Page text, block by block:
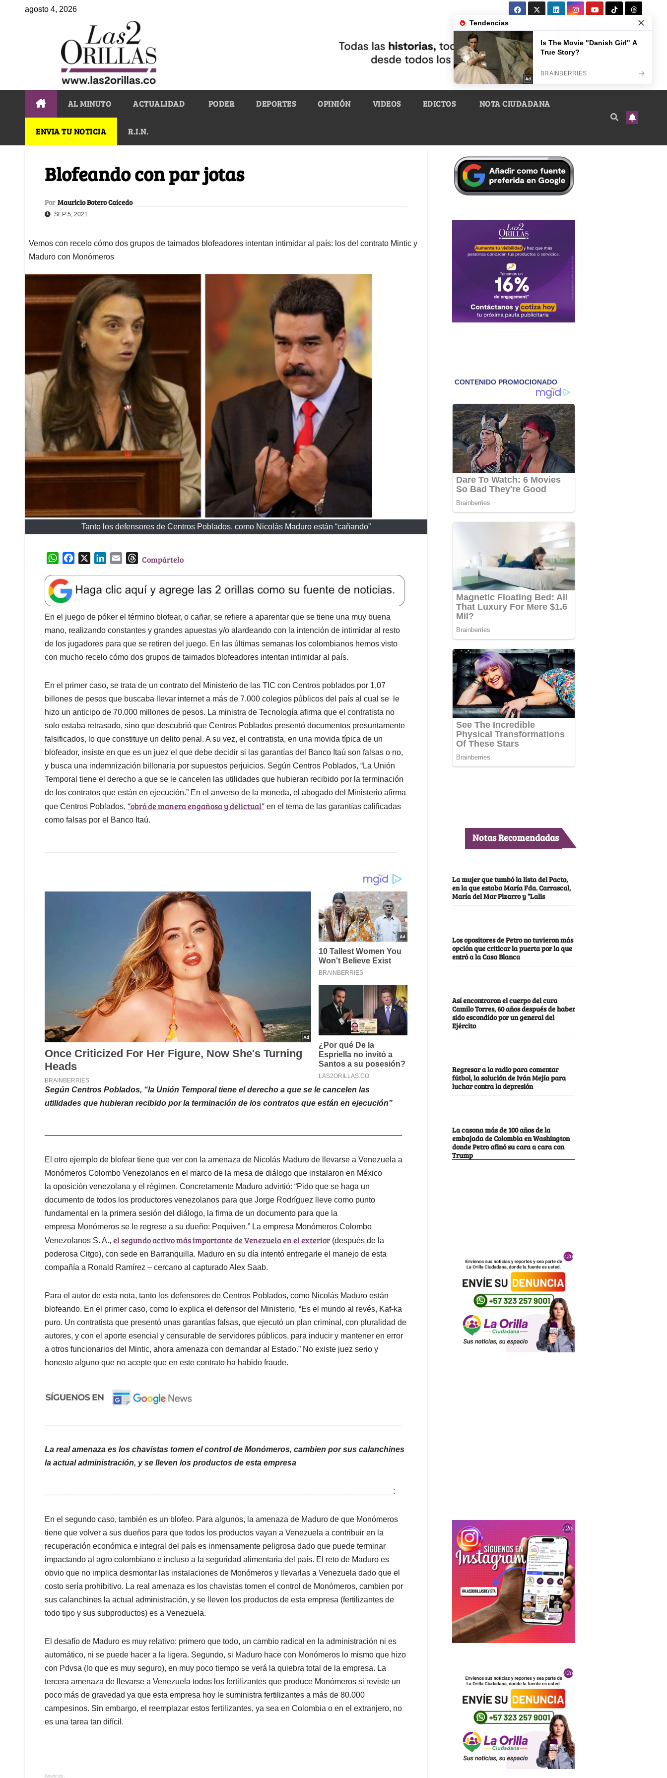
agosto 4, 2026
AL MINUTO ACTUALIDAD PODER DEPORTES OPINIÓN VIDEOS EDICTOS NOTA CIUDADANA
ENVIA TU NOTICIA R.I.N.
Blofeando con par jotas
Por Mauricio Botero Caicedo
SEP 5, 2021
Vemos con recelo cómo dos grupos de taimados blofeadores intentan intimidar al país: los del contrato Mintic y
Maduro con Monómeros
Tanto los defensores de Centros Poblados, como Nicolás Maduro están “cañando”
W
a
t
s
A
p
p
e
b
o
o
k
k
e
d
I
n
l
T
e
a
d
s
Compártelo
En el juego de póker el término blofear, o cañar, se refiere a aparentar que se tiene una muy buena
mano, realizando constantes y grandes apuestas y/o alardeando con la intención de intimidar al resto
de los jugadores para que se retiren del juego. En las últimas semanas los colombianos hemos visto
con mucho recelo cómo dos grupos de taimados blofeadores intentan intimidar al país.
En el primer caso, se trata de un contrato del Ministerio de las TIC con Centros poblados por 1,07
billones de pesos que buscaba llevar internet a más de 7.000 colegios públicos del país al cual se le
hizo un anticipo de 70.000 millones de pesos. La ministra de Tecnología afirma que el contratista no
solo estaba retrasado, sino que descubrió que Centros Poblados presentó documentos presuntamente
falsificados, lo que constituye un delito penal. A su vez, el contratista, en una movida típica de un
blofeador, insiste en que es un juez el que debe decidir si las garantías del Banco Itaú son falsas o no,
y busca una indemnización billonaria por supuestos perjuicios. Según Centros Poblados, “La Unión
Temporal tiene el derecho a que se le cancelen las utilidades que hubieran recibido por la terminación
de los contratos que están en ejecución.” En el anverso de la moneda, el abogado del Ministerio afirma
que Centros Poblados, “obró de manera engañosa y delictual” en el tema de las garantías calificadas
como falsas por el Banco Itaú.
Según Centros Poblados, “la Unión Temporal tiene el derecho a que se le cancelen las
utilidades que hubieran recibido por la terminación de los contratos que están en ejecución”
El otro ejemplo de blofear tiene que ver con la amenaza de Nicolás Maduro de llevarse a Venezuela a
Monómeros Colombo Venezolanos en el marco de la mesa de diálogo que instalaron en México
la oposición venezolana y el régimen. Concretamente Maduro advirtió: “Pido que se haga un
documento de todos los productores venezolanos para que Jorge Rodríguez lleve como punto
fundamental en la primera sesión del diálogo, la firma de un documento para que la
empresa Monómeros se le regrese a su dueño: Pequiven.” La empresa Monómeros Colombo
Venezolanos S. A., el segundo activo más importante de Venezuela en el exterior (después de la
poderosa Citgo), con sede en Barranquilla. Maduro en su día intentó entregarle el manejo de esta
compañía a Ronald Ramírez – cercano al capturado Alex Saab.
Para el autor de esta nota, tanto los defensores de Centros Poblados, como Nicolás Maduro están
blofeando. En el primer caso, como lo explica el defensor del Ministerio, “Es el mundo al revés, Kaf-ka
puro. Un contratista que presentó unas garantías falsas, que ejecutó un plan criminal, con pluralidad de
autores, y con el aporte esencial y censurable de servidores públicos, para inducir y mantener en error
a otros funcionarios del Mintic, ahora amenaza con demandar al Estado.” No existe juez serio y
honesto alguno que no acepte que en este contrato ha habido fraude.
La real amenaza es los chavistas tomen el control de Monómeros, cambien por sus calanchines
la actual administración, y se lleven los productos de esta empresa
______________________________________________________________________________:
En el segundo caso, también es un blofeo. Para algunos, la amenaza de Maduro de que Monómeros
tiene que volver a sus dueños para que todos los productos vayan a Venezuela a contribuir en la
recuperación económica e integral del país es inmensamente peligrosa dado que puede terminar
impactando al agro colombiano e incluso a la seguridad alimentaria del país. El reto de Maduro es
obvio que no implica desmontar las instalaciones de Monómeros y llevarlas a Venezuela dado que el
costo sería prohibitivo. La real amenaza es los chavistas tomen el control de Monómeros, cambien por
sus calanchines la actual administración, y se lleven los productos de esta empresa (fertilizantes de
todo tipo y sus subproductos) es a Venezuela.
El desafío de Maduro es muy relativo: primero que todo, un cambio radical en la administración ni es
automático, ni se puede hacer a la ligera. Segundo, si Maduro hace con Monómeros lo mismo que hizo
con Pdvsa (lo que es muy seguro), en muy poco tiempo se verá la quiebra total de la empresa. La
tercera amenaza de llevarse a Venezuela todos los fertilizantes que produce Monómeros si reviste un
poco más de gravedad ya que esta empresa hoy le suministra fertilizantes a más de 80.000
campesinos. Sin embargo, el reemplazar estos fertilizantes, ya sea en Colombia o en el extranjero, no
es una tarea tan difícil.
Anuncios.
Notas Recomendadas
La mujer que tumbó la lista del Pacto,
en la que estaba María Fda. Carrascal,
María del Mar Pizarro y “Lalis
Los opositores de Petro no tuvieron más
opción que criticar la puerta por la que
entró a la Casa Blanca
Así encontraron el cuerpo del cura
Camilo Torres, 60 años después de haber
sido escondido por un general del
Ejército
Regresar a la radio para comentar
fútbol, la solución de Iván Mejía para
luchar contra la depresión
La casona más de 100 años de la
embajada de Colombia en Washington
donde Petro afinó su cara a cara con
Trump